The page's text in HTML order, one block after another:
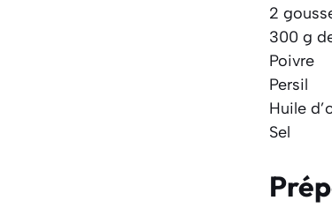
2
300 g
Poivre
Persil
Huile
Sel